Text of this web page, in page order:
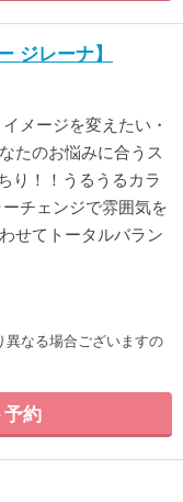
ジレーナ】
メージを変えたい・
たのお悩みに合うス
り！！うるうるカラ
チェンジで雰囲気を
せてトータルバラン
なる場合ございますの
約